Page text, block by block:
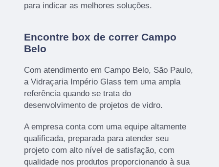
para indicar as melhores soluções.
Encontre box de correr Campo
Belo
Com atendimento em Campo Belo, São Paulo,
a Vidraçaria Império Glass tem uma ampla
referência quando se trata do
desenvolvimento de projetos de vidro.
A empresa conta com uma equipe altamente
qualificada, preparada para atender seu
projeto com alto nível de satisfação, com
qualidade nos produtos proporcionando à sua